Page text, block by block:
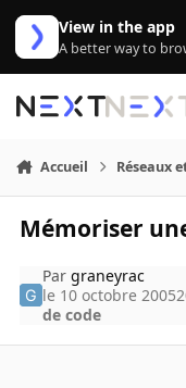
Aller au contenu
View in the app
A better way to
Accueil Réseaux
Mémoriser
Pargraneyrac
le 10 octobre 2005
de code